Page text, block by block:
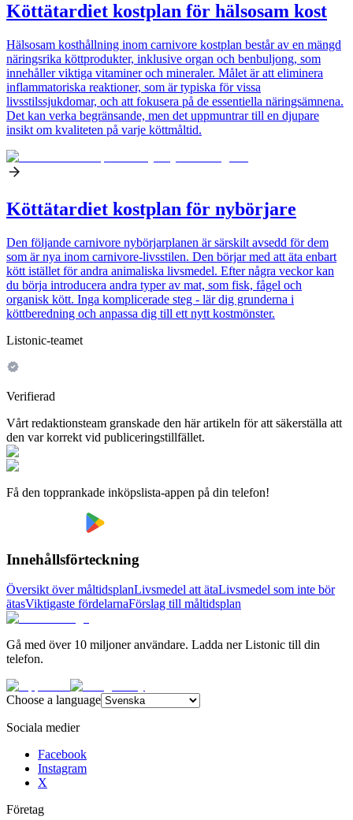
Köttätardiet kostplan för hälsosam kost
Hälsosam kosthållning inom carnivore kostplan består av en mängd
näringsrika köttprodukter, inklusive organ och benbuljong, som
innehåller viktiga vitaminer och mineraler. Målet är att eliminera
inflammatoriska reaktioner, som är typiska för vissa
livsstilssjukdomar, och att fokusera på de essentiella näringsämnena.
Det kan verka begränsande, men det uppmuntrar till en djupare
insikt om kvaliteten på varje köttmåltid.
Köttätardiet kostplan för nybörjare
Den följande carnivore nybörjarplanen är särskilt avsedd för dem
som är nya inom carnivore-livsstilen. Den börjar med att äta enbart
kött istället för andra animaliska livsmedel. Efter några veckor kan
du börja introducera andra typer av mat, som fisk, fågel och
organisk kött. Inga komplicerade steg - lär dig grunderna i
köttberedning och anpassa dig till ett nytt kostmönster.
Listonic-teamet
Verifierad
Vårt redaktionsteam granskade den här artikeln för att säkerställa att
den var korrekt vid publiceringstillfället.
Få den topprankade inköpslista-appen på din telefon!
Innehållsförteckning
Översikt över måltidsplanLivsmedel att ätaLivsmedel som inte bör
ätasViktigaste fördelarnaFörslag till måltidsplan
Gå med över 10 miljoner användare. Ladda ner Listonic till din
telefon.
Choose a language
Sociala medier
Facebook
Instagram
X
Företag